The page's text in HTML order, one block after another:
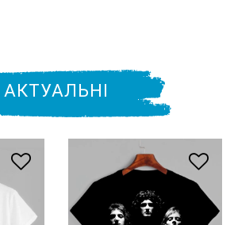
АКТУАЛЬНІ